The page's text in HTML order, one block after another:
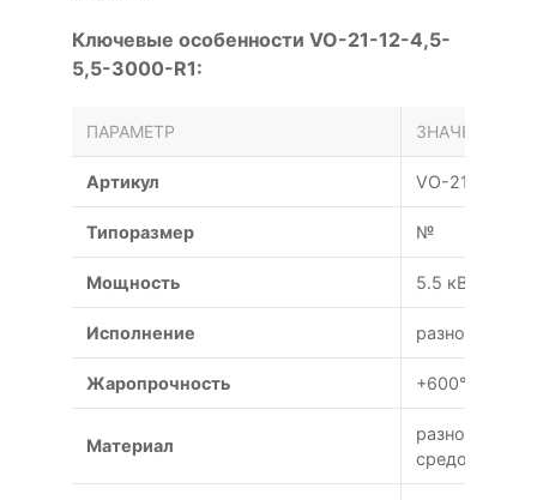
Ключевые особенности VO-21-12-4,5-
5,5-3000-R1:
ПАРАМЕТР ЗНАЧЕНИЕ
Артикул VO-21-12-
Типоразмер №
Мощность 5.5 кВт
Исполнение разнородное
Жаропрочность +600°С (120
Материал
разнородных
средой)